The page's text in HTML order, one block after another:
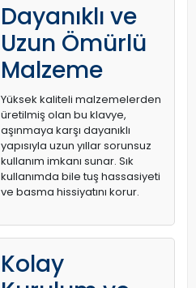
Dayanıklı ve
Uzun Ömürlü
Malzeme
Yüksek kaliteli malzemelerden
üretilmiş olan bu klavye,
aşınmaya karşı dayanıklı
yapısıyla uzun yıllar sorunsuz
kullanım imkanı sunar. Sık
kullanımda bile tuş hassasiyeti
ve basma hissiyatını korur.
Kolay